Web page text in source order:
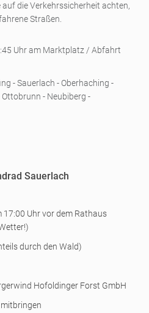
die Verkehrssicherheit achten,
Straßen.
Uhr am Marktplatz / Abfahrt
- Sauerlach - Oberhaching -
- Neubiberg -
Sauerlach
Uhr vor dem Rathaus
durch den Wald)
Hofoldinger Forst GmbH